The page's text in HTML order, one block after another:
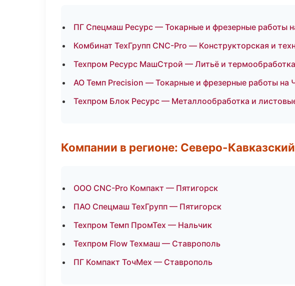
ПГ Спецмаш Ресурс — Токарные и фрезерные работы
Комбинат ТехГрупп CNC-Pro — Конструкторская и
Техпром Ресурс МашСтрой — Литьё и
АО Темп Precision — Токарные и фрезерные работы на
Техпром Блок Ресурс — Металлообработка и
Компании в регионе: Северо-
ООО CNC-Pro Компакт — Пятигорск
ПАО Спецмаш ТехГрупп — Пятигорск
Техпром Темп ПромТех — Нальчик
Техпром Flow Техмаш — Ставрополь
ПГ Компакт ТочМех — Ставрополь